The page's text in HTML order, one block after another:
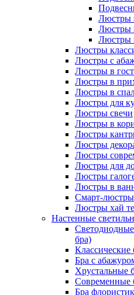
Люстры
Люстры
Люстры
Люстры
Люстры с
Люстры в
Люстры в
Люстры в
Люстры для
Люстры свечи
Люстры в
Люстры
Люстры
Люстры
Люстры для
Люстры
Люстры в
Смарт-люстры
Люстры хай
Настенные
бра)
Классические
Бра с
Хрустальные
Современные
Бра